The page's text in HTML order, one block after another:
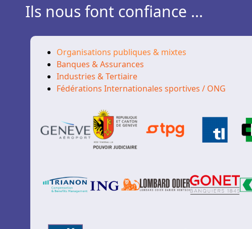
Ils nous font confiance ...
Organisations publiques & mixtes
Banques & Assurances
Industries & Tertiaire
Fédérations Internationales sportives / ONG